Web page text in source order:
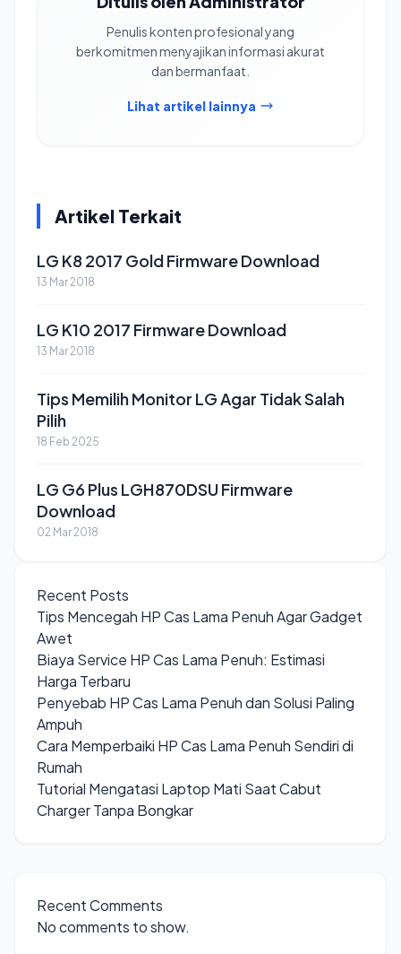
Penulis konten profesional yang
berkomitmen menyajikan informasi akurat
dan bermanfaat.
Lihat artikel lainnya
Artikel Terkait
LG K8 2017 Gold Firmware Download
13 Mar 2018
LG K10 2017 Firmware Download
13 Mar 2018
Tips Memilih Monitor LG Agar Tidak Salah
Pilih
18 Feb 2025
LG G6 Plus LGH870DSU Firmware
Download
02 Mar 2018
Recent Posts
Tips Mencegah HP Cas Lama Penuh Agar Gadget
Awet
Biaya Service HP Cas Lama Penuh: Estimasi
Harga Terbaru
Penyebab HP Cas Lama Penuh dan Solusi Paling
Ampuh
Cara Memperbaiki HP Cas Lama Penuh Sendiri di
Rumah
Tutorial Mengatasi Laptop Mati Saat Cabut
Charger Tanpa Bongkar
Recent Comments
No comments to show.